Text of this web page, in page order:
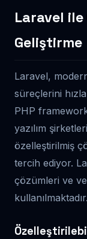
Laravel ile
Geliştirme
Laravel,
süreçlerini
PHP
yazılım
özelleştirilmiş
tercih ediyor.
çözümleri ve
kullanılmaktadır.